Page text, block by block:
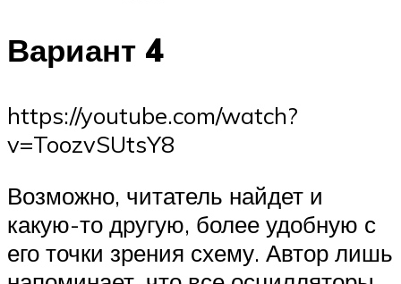
Вариант 4
https://youtube.com/watch?
v=ToozvSUtsY8
Возможно, читатель найдет и
какую-то другую, более удобную с
его точки зрения схему. Автор лишь